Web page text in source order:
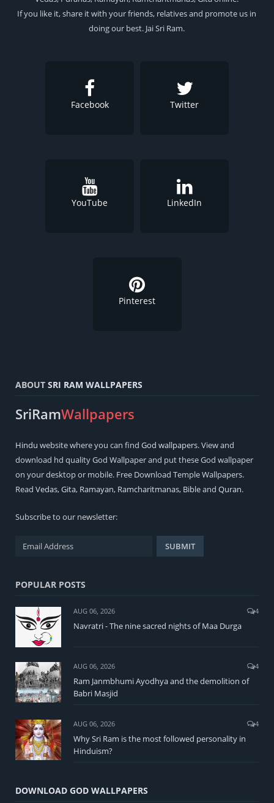
If you like it, share it with your friends, relatives and promote us in
doing our best. Jai Sri Ram.
Facebook Twitter
YouTube LinkedIn
Pinterest
ABOUT SRI RAM WALLPAPERS
SriRamWallpapers
Hindu website where you can find God wallpapers. View and
download hd quality God Wallpaper and put these God wallpaper
on your desktop or mobile. Free Download Temple Wallpapers.
Read Vedas,Gita, Ramayan, Ramcharitmanas, Bibleand Quran.
Subscribe to our newsletter:
POPULAR POSTS
AUG 06, 2026 4
Navratri - The nine sacred nights of Maa Durga
AUG 06, 2026 4
Ram Janmbhumi Ayodhya and the demolition of
Babri Masjid
AUG 06, 2026 4
Why Sri Ram is the most followed personality in
Hinduism?
DOWNLOAD GOD WALLPAPERS